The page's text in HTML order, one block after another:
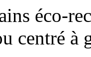
éco-
centré à